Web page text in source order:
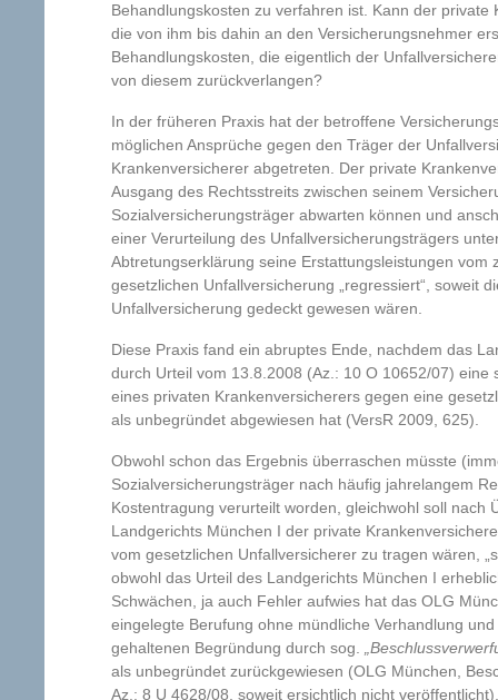
Behandlungskosten zu verfahren ist. Kann der private
die von ihm bis dahin an den Versicherungsnehmer
Behandlungskosten, die eigentlich der
von diesem zurückverlangen?
In der früheren Praxis hat der betroffene
möglichen Ansprüche gegen den Träger der
Krankenversicherer abgetreten. Der private
Ausgang des Rechtsstreits zwischen seinem
Sozialversicherungsträger abwarten können und
einer Verurteilung des Unfallversicherungsträgers
Abtretungserklärung seine Erstattungsleistungen vom
gesetzlichen Unfallversicherung „regressiert“, soweit
Unfallversicherung gedeckt gewesen wären.
Diese Praxis fand ein abruptes Ende, nachdem das
durch Urteil vom 13.8.2008 (Az.: 10 O 10652/07) eine
eines privaten Krankenversicherers gegen eine
als unbegründet abgewiesen hat (VersR 2009, 625).
Obwohl schon das Ergebnis überraschen müsste
Sozialversicherungsträger nach häufig jahrelangem
Kostentragung verurteilt worden, gleichwohl soll nach
Landgerichts München I der private
vom gesetzlichen Unfallversicherer zu tragen wären,
obwohl das Urteil des Landgerichts München I
Schwächen, ja auch Fehler aufwies hat das OLG
eingelegte Berufung ohne mündliche Verhandlung
gehaltenen Begründung durch sog.
als unbegründet zurückgewiesen (OLG München,
Az.: 8 U 4628/08, soweit ersichtlich nicht